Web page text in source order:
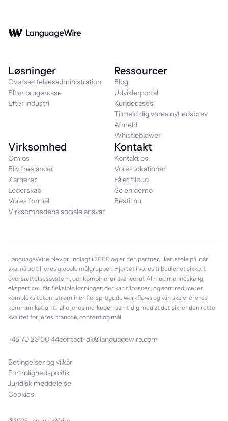
Løsninger
Oversættelsesadministration
Efter brugercase
Efter industri
Ressourcer
Blog
Udviklerportal
Kundecases
Tilmeld dig vores nyhedsbrev
Afmeld
Whistleblower
Virksomhed
Om os
Bliv freelancer
Karrierer
Lederskab
Vores formål
Virksomhedens sociale ansvar
Kontakt
Kontakt os
Vores lokationer
Få et tilbud
Se en demo
Bestil nu
LanguageWire blev grundlagt i 2000 og er den partner, I kan stole på, når I
skal nå ud til jeres globale målgrupper. Hjertet i vores tilbud er et sikkert
oversættelsessystem, der kombinerer avanceret AI med menneskelig
ekspertise. I får fleksible løsninger, der kan tilpasses, og som reducerer
kompleksiteten, strømliner flersprogede workflows og kan skalere jeres
kommunikation til alle jeres markeder, samtidig med at det sikrer den rette
kvalitet for jeres branche, content og mål.
+45 70 23 00 44contact-dk@languagewire.com
Betingelser og vilkår
Fortrolighedspolitik
Juridisk meddelelse
Cookies